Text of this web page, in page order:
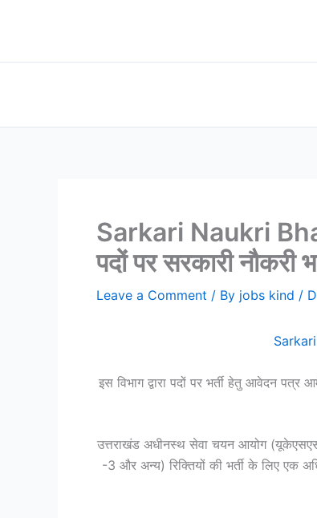
Sarkari Naukri
पदों पर सरकारी नौकरी
Leave a Comment / By jobs kind /
Sarkari
इस विभाग द्वारा पदों पर भर्ती हेतु आवेदन
उत्तराखंड अधीनस्थ सेवा चयन आयोग
-3 और अन्य) रिक्तियों की भर्ती के लिए एक